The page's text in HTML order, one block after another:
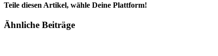
Teile diesen Artikel, wähle Deine Plattform!
Facebook
Twitter
Reddit
LinkedIn
Tumblr
Pinterest
Vk
E-
Ähnliche Beiträge